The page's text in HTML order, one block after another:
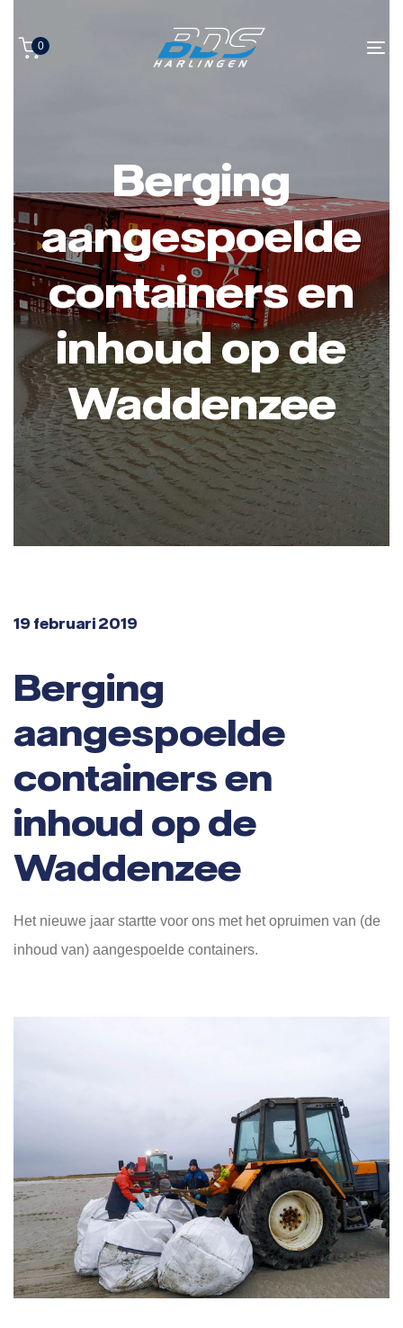
links
primary
0
Berging
aangespoelde
containers en
inhoud op de
Waddenzee
19 februari 2019
Berging
aangespoelde
containers en
inhoud op de
Waddenzee
Het nieuwe jaar startte voor ons met het opruimen van (de
inhoud van) aangespoelde containers.